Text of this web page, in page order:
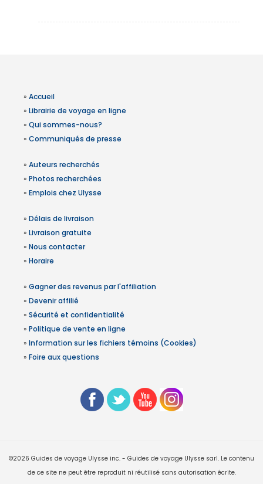
» Accueil
» Librairie de voyage en ligne
» Qui sommes-nous?
» Communiqués de presse
» Auteurs recherchés
» Photos recherchées
» Emplois chez Ulysse
» Délais de livraison
» Livraison gratuite
» Nous contacter
» Horaire
» Gagner des revenus par l'affiliation
» Devenir affilié
» Sécurité et confidentialité
» Politique de vente en ligne
» Information sur les fichiers témoins (Cookies)
» Foire aux questions
©2026 Guides de voyage Ulysse inc. - Guides de voyage Ulysse sarl. Le contenu
de ce site ne peut être reproduit ni réutilisé sans autorisation écrite.